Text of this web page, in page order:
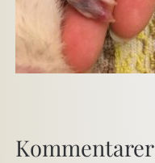
Kommentarer